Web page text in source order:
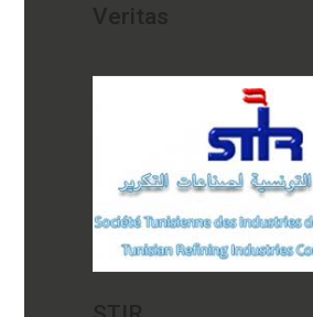
Veritas